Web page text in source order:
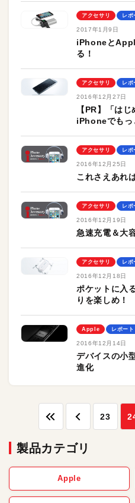
アクセサリ レポ
2017年1月9日
iPhoneと
る！
アクセサリ レポ
2016年12月27日
【PR】「は
iPhoneでもっ
アクセサリ レポ
2016年12月25日
これさえあれ
アクセサリ レポ
2016年12月19日
急速充電＆大
アクセサリ レポ
2016年12月18日
ポケットに入
りを楽しめ！
Apple レポート
2016年12月14日
デバイスの小
進化
23
製品カテゴリ
Apple